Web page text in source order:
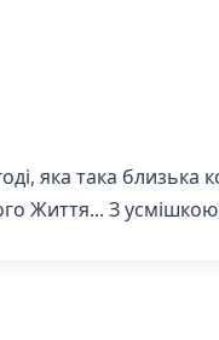
яка така
Життя... З